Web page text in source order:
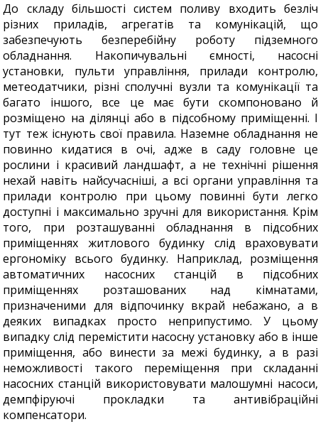
До складу більшості систем поливу входить безліч
різних приладів, агрегатів та комунікацій, що
забезпечують безперебійну роботу підземного
обладнання. Накопичувальні ємності, насосні
установки, пульти управління, прилади контролю,
метеодатчики, різні сполучні вузли та комунікації та
багато іншого, все це має бути скомпоновано й
розміщено на ділянці або в підсобному приміщенні. І
тут теж існують свої правила. Наземне обладнання не
повинно кидатися в очі, адже в саду головне це
рослини і красивий ландшафт, а не технічні рішення
нехай навіть найсучасніші, а всі органи управління та
прилади контролю при цьому повинні бути легко
доступні і максимально зручні для використання. Крім
того, при розташуванні обладнання в підсобних
приміщеннях житлового будинку слід враховувати
ергономіку всього будинку. Наприклад, розміщення
автоматичних насосних станцій в підсобних
приміщеннях розташованих над кімнатами,
призначеними для відпочинку вкрай небажано, а в
деяких випадках просто неприпустимо. У цьому
випадку слід перемістити насосну установку або в інше
приміщення, або винести за межі будинку, а в разі
неможливості такого переміщення при складанні
насосних станцій використовувати малошумні насоси,
демпфіруючі прокладки та антивібраційні
компенсатори.